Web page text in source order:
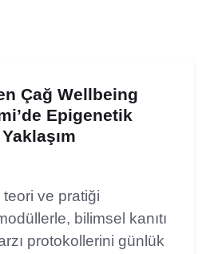
Çağ Wellbeing
Epigenetik
Yaklaşım
ve pratiği
bilimsel kanıtı
protokollerini günlük